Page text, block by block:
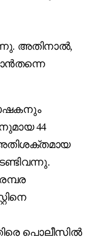
അതിനാൽ,
44
പൊലീസിൽ